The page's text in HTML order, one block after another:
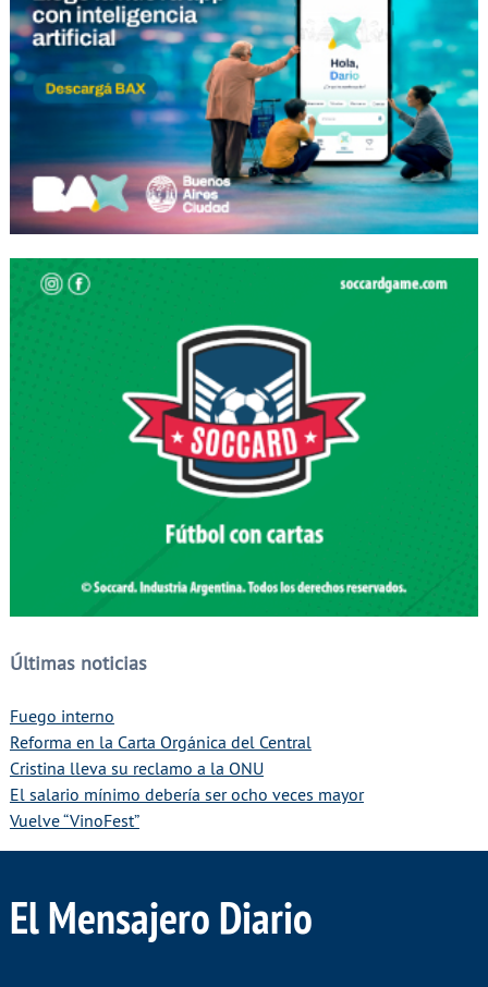
Últimas noticias
Fuego interno
Reforma en la Carta Orgánica del Central
Cristina lleva su reclamo a la ONU
El salario mínimo debería ser ocho veces mayor
Vuelve “VinoFest”
El Mensajero Diario